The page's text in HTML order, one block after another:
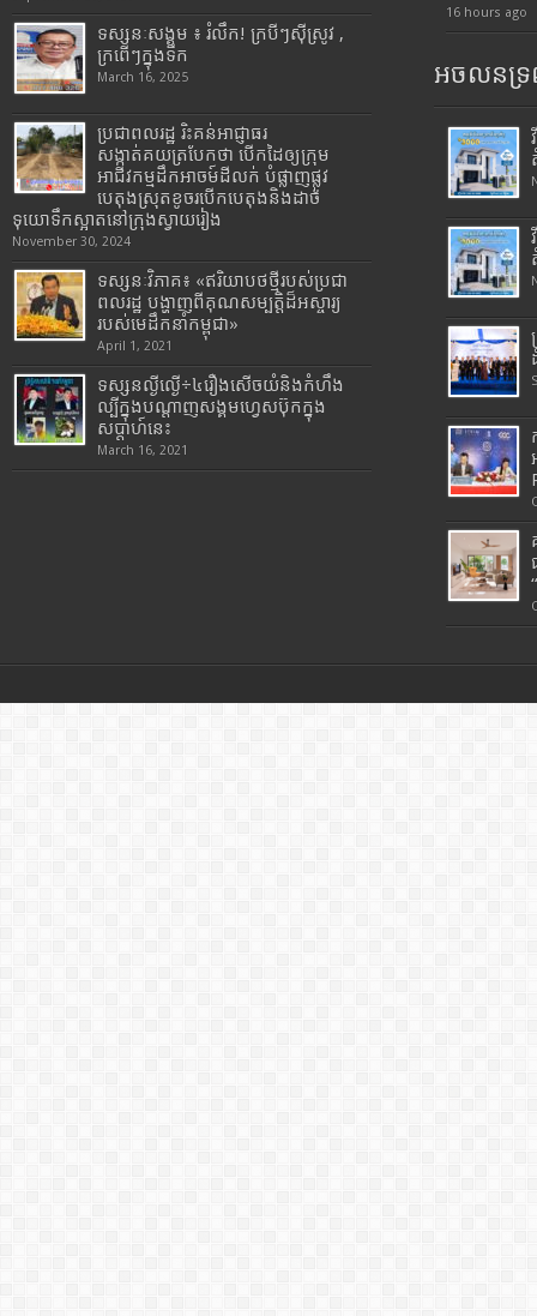
ទស្សនៈសង្គម ៖ រំលឹក! ក្របីៗស៊ីស្រូវ ,
ក្រពើៗក្នុងទឹក
March 16, 2025
ប្រជាពលរដ្ឋ រិះគន់អាជ្ញាធរ
សង្កាត់គយត្របែកថា បើកដៃឲ្យក្រុម
អាជីវកម្មដឹកអាចម៍ដីលក់ បំផ្លាញផ្លូវ
បេតុងស្រុតខូចរបើកបេតុងនិងដាច់
ទុយោទឹកស្អាតនៅក្រុងស្វាយរៀង
November 30, 2024
ទស្សនៈវិភាគ៖ «ឥរិយាបថថ្មីរបស់ប្រជា
ពលរដ្ឋ បង្ហាញពីគុណសម្បត្តិដ៏អស្ចារ្យ
របស់មេដឹកនាំកម្ពុជា»
April 1, 2021
ទស្សនល្ងីល្ងើ÷៤រឿងសើចយំនិងកំហឹង
ល្បីក្នុងបណ្តាញសង្គមហ្វេសប៊ុកក្នុង
សប្តាហ៍នេះ
March 16, 2021
16 hours ago
អចលនទ្រ